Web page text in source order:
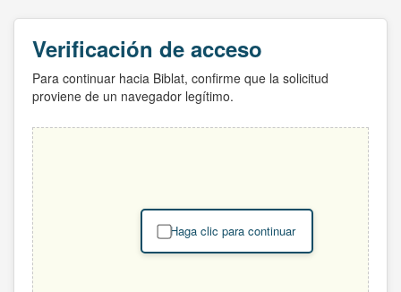
Verificación de acceso
Para continuar hacia Biblat, confirme que la solicitud
proviene de un navegador legítimo.
Haga clic para continuar